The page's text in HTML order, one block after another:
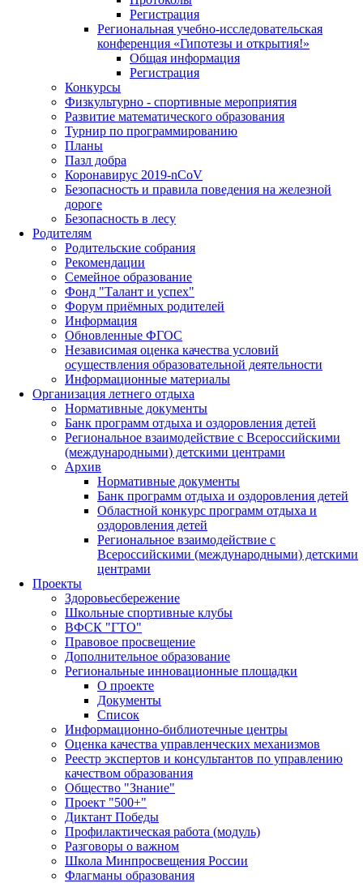
Регистрация
Региональная учебно-исследовательская
конференция «Гипотезы и открытия!»
Общая информация
Регистрация
Конкурсы
Физкультурно - спортивные мероприятия
Развитие математического образования
Турнир по программированию
Планы
Пазл добра
Коронавирус 2019-nCoV
Безопасность и правила поведения на железной
дороге
Безопасность в лесу
Родителям
Родительские собрания
Рекомендации
Семейное образование
Фонд "Талант и успех"
Форум приёмных родителей
Информация
Обновленные ФГОС
Независимая оценка качества условий
осуществления образовательной деятельности
Информационные материалы
Организация летнего отдыха
Нормативные документы
Банк программ отдыха и оздоровления детей
Региональное взаимодействие с Всероссийскими
(международными) детскими центрами
Архив
Нормативные документы
Банк программ отдыха и оздоровления детей
Областной конкурс программ отдыха и
оздоровления детей
Региональное взаимодействие с
Всероссийскими (международными) детскими
центрами
Проекты
Здоровьесбережение
Школьные спортивные клубы
ВФСК "ГТО"
Правовое просвещение
Дополнительное образование
Региональные инновационные площадки
О проекте
Документы
Список
Информационно-библиотечные центры
Оценка качества управленческих механизмов
Реестр экспертов и консультантов по управлению
качеством образования
Общество "Знание"
Проект "500+"
Диктант Победы
Профилактическая работа (модуль)
Разговоры о важном
Школа Минпросвещения России
Флагманы образования